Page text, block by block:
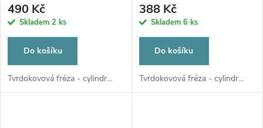
490 Kč
Skladem 2 ks
Do košíku
Tvrdokovová fréza - cylindr...
POSLEDNÍCH KUSŮ
388 Kč
Skladem 6 ks
Do košíku
Tvrdokovová fréza - cylindr...